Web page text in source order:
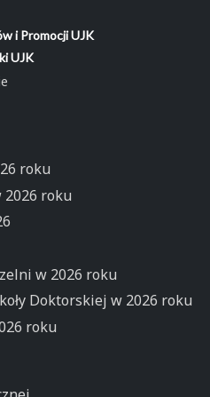
i Promocji UJK
UJK
roku
2026 roku
w 2026 roku
Doktorskiej w 2026 roku
roku